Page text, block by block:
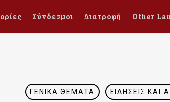
Σύνδεσμοι Διατροφή Other
ΓΕΝΙΚΆ ΘΈΜΑΤΑ ΕΙΔΉΣΕΙΣ ΚΑΙ